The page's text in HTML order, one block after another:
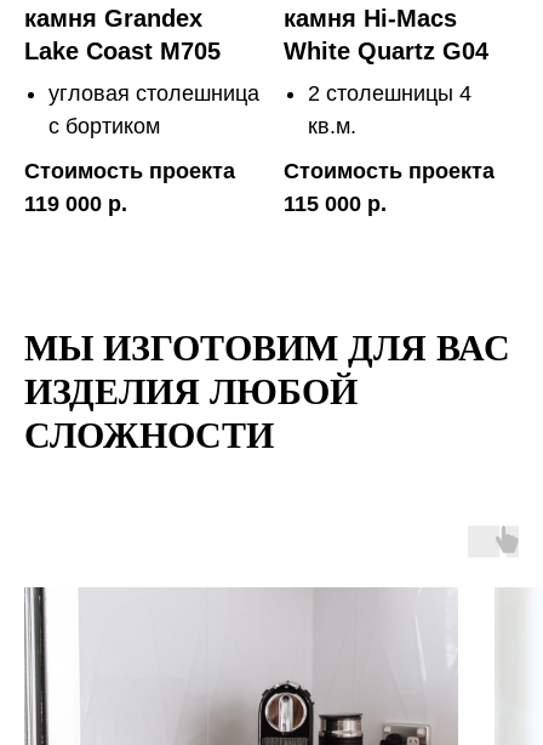
камня Grandex
Lake Coast M705
угловая столешница
с бортиком
Стоимость проекта
119 000 р.
камня Hi-Macs
White Quartz G04
2 столешницы 4
кв.м.
Стоимость проекта
115 000 р.
МЫ ИЗГОТОВИМ ДЛЯ ВАС
ИЗДЕЛИЯ ЛЮБОЙ
СЛОЖНОСТИ